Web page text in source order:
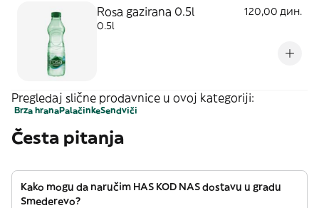
Rosa gazirana 0.5l
120,00 дин.
0.5l
Pregledaj slične prodavnice u ovoj kategoriji:
Brza hranaPalačinkeSendviči
Česta pitanja
Kako mogu da naručim HAS KOD NAS dostavu u gradu
Smederevo?